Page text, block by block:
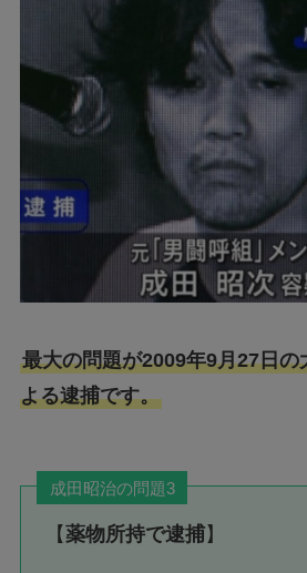
最大の問題が2009年9月27日の
よる逮捕です。
成田昭治の問題3
【 薬物所持で逮捕】